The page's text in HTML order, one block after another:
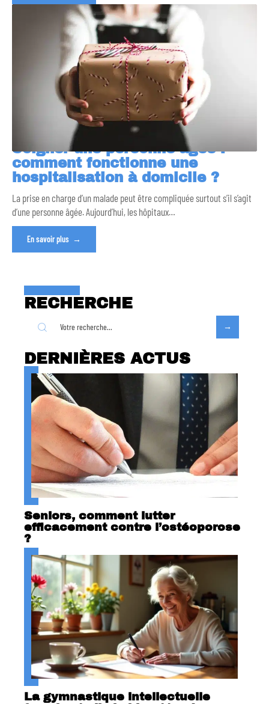
Soigner une personne âgée :
comment fonctionne une
hospitalisation à domicile ?
La prise en charge d’un malade peut être compliquée surtout s’il s’agit
d’une personne âgée. Aujourd’hui, les hôpitaux…
En savoir plus
RECHERCHE
DERNIÈRES ACTUS
Seniors, comment lutter
efficacement contre l’ostéoporose
?
La gymnastique intellectuelle